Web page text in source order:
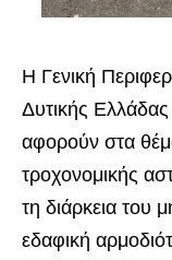
Η Γενική
Δυτικής Ελλάδας
αφορούν στα
τροχονομικής
τη διάρκεια του
εδαφική